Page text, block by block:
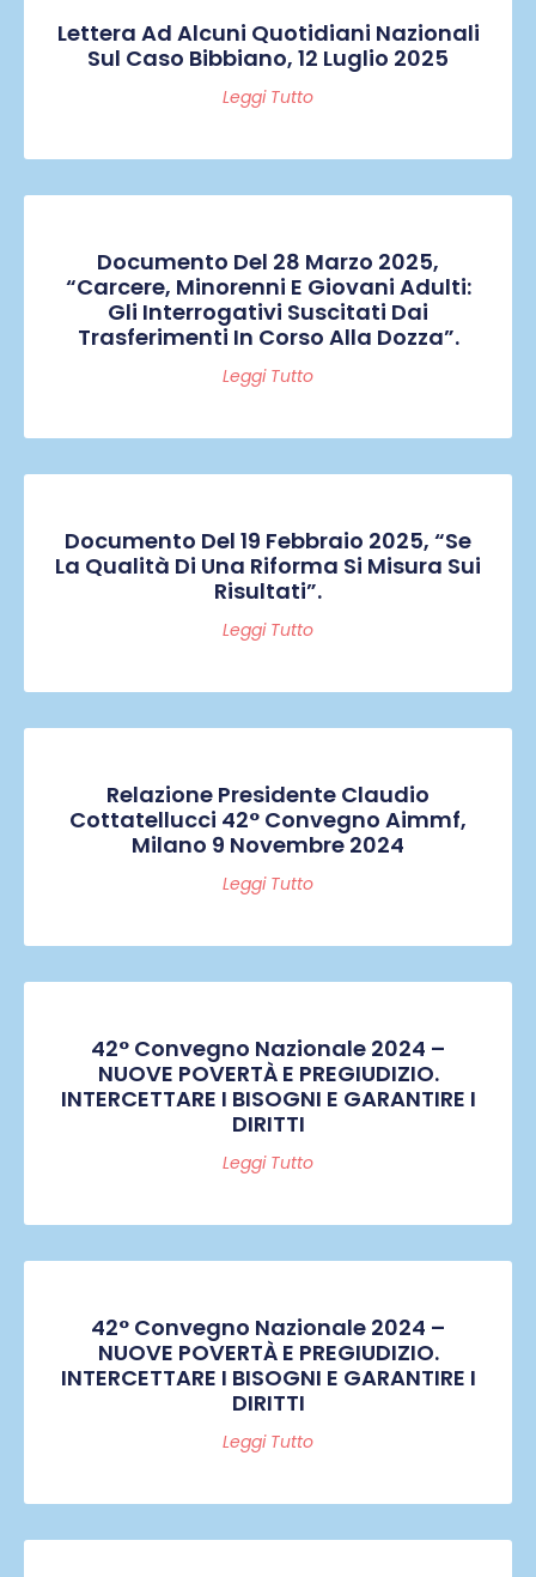
Lettera Ad Alcuni Quotidiani Nazionali
Sul Caso Bibbiano, 12 Luglio 2025
Leggi Tutto
Documento Del 28 Marzo 2025,
“Carcere, Minorenni E Giovani Adulti:
Gli Interrogativi Suscitati Dai
Trasferimenti In Corso Alla Dozza”.
Leggi Tutto
Documento Del 19 Febbraio 2025, “Se
La Qualità Di Una Riforma Si Misura Sui
Risultati”.
Leggi Tutto
Relazione Presidente Claudio
Cottatellucci 42° Convegno Aimmf,
Milano 9 Novembre 2024
Leggi Tutto
42° Convegno Nazionale 2024 –
NUOVE POVERTÀ E PREGIUDIZIO.
INTERCETTARE I BISOGNI E GARANTIRE I
DIRITTI
Leggi Tutto
42° Convegno Nazionale 2024 –
NUOVE POVERTÀ E PREGIUDIZIO.
INTERCETTARE I BISOGNI E GARANTIRE I
DIRITTI
Leggi Tutto